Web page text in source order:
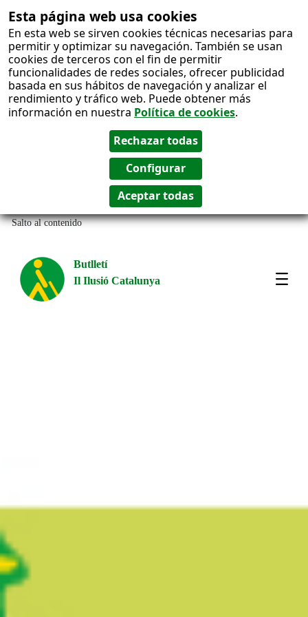
Esta página web usa cookies
En esta web se sirven cookies técnicas necesarias para
permitir y optimizar su navegación. También se usan
cookies de terceros con el fin de permitir
funcionalidades de redes sociales, ofrecer publicidad
basada en sus hábitos de navegación y analizar el
rendimiento y tráfico web. Puede obtener más
información en nuestra Política de cookies.
Salto al contenido
Butlletí
Il Ilusió Catalunya